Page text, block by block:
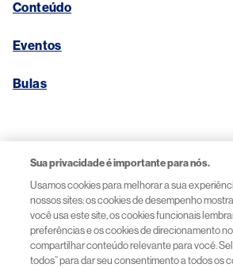
Conteúdo
Eventos
Bulas
Aviso de Privacidade
Termos de Uso
Sua privacidade é importante para nós.
Usamos cookies para melhorar a sua
nossos sites: os cookies de desempenho
você usa este site, os cookies funcionais
preferências e os cookies de direcionamento
compartilhar conteúdo relevante para você.
todos” para dar seu consentimento a todos os